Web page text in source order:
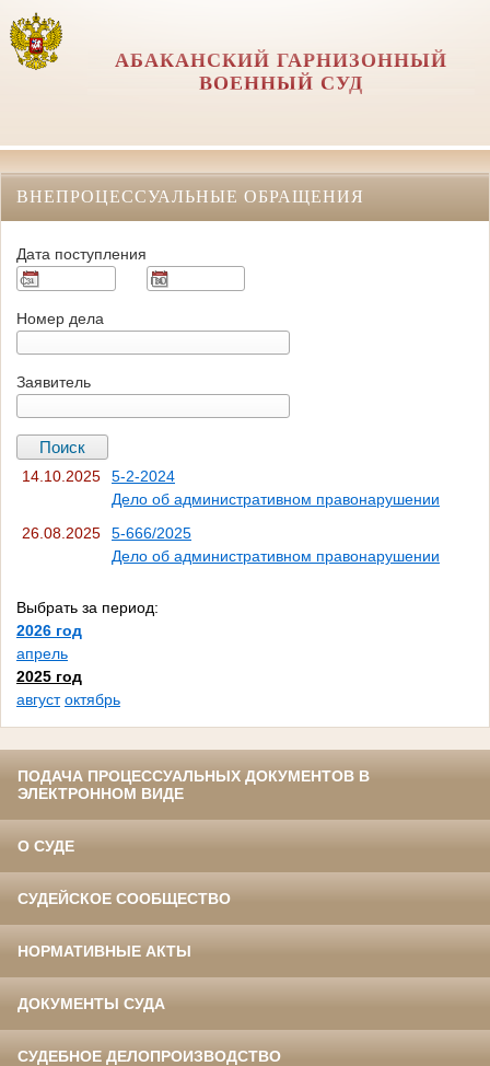
АБАКАНСКИЙ ГАРНИЗОННЫЙ
ВОЕННЫЙ СУД
ВНЕПРОЦЕССУАЛЬНЫЕ ОБРАЩЕНИЯ
Дата поступления
Номер дела
Заявитель
14.10.2025
5-2-2024
Дело об административном правонарушении
26.08.2025
5-666/2025
Дело об административном правонарушении
Выбрать за период:
2026 год
апрель
2025 год
август октябрь
ПОДАЧА ПРОЦЕССУАЛЬНЫХ ДОКУМЕНТОВ В
ЭЛЕКТРОННОМ ВИДЕ
О СУДЕ
СУДЕЙСКОЕ СООБЩЕСТВО
НОРМАТИВНЫЕ АКТЫ
ДОКУМЕНТЫ СУДА
СУДЕБНОЕ ДЕЛОПРОИЗВОДСТВО